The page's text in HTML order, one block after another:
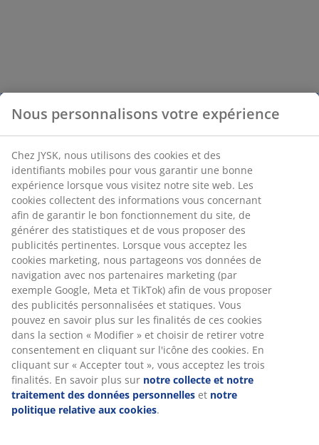
Nous personnalisons votre expérience
Chez JYSK, nous utilisons des cookies et des
identifiants mobiles pour vous garantir une bonne
expérience lorsque vous visitez notre site web. Les
cookies collectent des informations vous concernant
afin de garantir le bon fonctionnement du site, de
générer des statistiques et de vous proposer des
publicités pertinentes. Lorsque vous acceptez les
cookies marketing, nous partageons vos données de
navigation avec nos partenaires marketing (par
exemple Google, Meta et TikTok) afin de vous proposer
des publicités personnalisées et statiques. Vous
pouvez en savoir plus sur les finalités de ces cookies
dans la section « Modifier » et choisir de retirer votre
consentement en cliquant sur l'icône des cookies. En
cliquant sur « Accepter tout », vous acceptez les trois
finalités. En savoir plus sur notre collecte et notre
traitement des données personnelles et notre
politique relative aux cookies.